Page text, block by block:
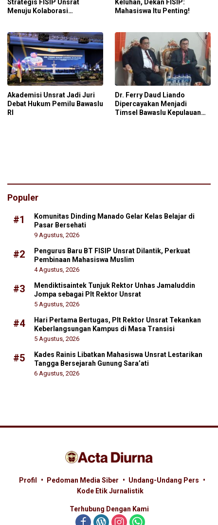
Strategis FISIP Unsrat
Menuju Kolaborasi
Keluhan, Dekan FISIP:
Mahasiswa Itu Penting!
Akademisi Unsrat Jadi Juri
Debat Hukum Pemilu Bawaslu
RI
Dr. Ferry Daud Liando
Dipercayakan Menjadi
Timsel Bawaslu Kepulauan
Populer
#1
Komunitas Dinding Manado Gelar Kelas Belajar di
Pasar Bersehati
9 Agustus, 2026
#2
Pengurus Baru BT FISIP Unsrat Dilantik, Perkuat
Pembinaan Mahasiswa Muslim
4 Agustus, 2026
#3
Mendiktisaintek Tunjuk Rektor Unhas Jamaluddin
Jompa sebagai Plt Rektor Unsrat
5 Agustus, 2026
#4
Hari Pertama Bertugas, Plt Rektor Unsrat Tekankan
Keberlangsungan Kampus di Masa Transisi
5 Agustus, 2026
#5
Kades Rainis Libatkan Mahasiswa Unsrat Lestarikan
Tangga Bersejarah Gunung Sara’ati
6 Agustus, 2026
Profil Pedoman Media Siber
Undang-Undang Pers
Kode Etik Jurnalistik
Terhubung Dengan Kami